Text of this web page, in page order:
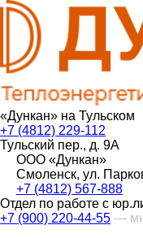
«Дункан» на Тульском
+7 (4812) 229-112
Тульский пер., д. 9А
ООО «Дункан»
Смоленск, ул.
+7 (4812) 567-888
Отдел по работе с
+7 (900) 220-44-55 —